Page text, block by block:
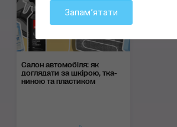
Салон автомобіля: як
догляда­ти за шкі­рою, тка­
ни­ною та пла­сти­ком
Запамʼятати